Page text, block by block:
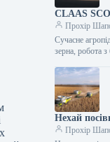
CLAAS
Прохір
Сучасне
зерна, робота
Нехай
Прохір